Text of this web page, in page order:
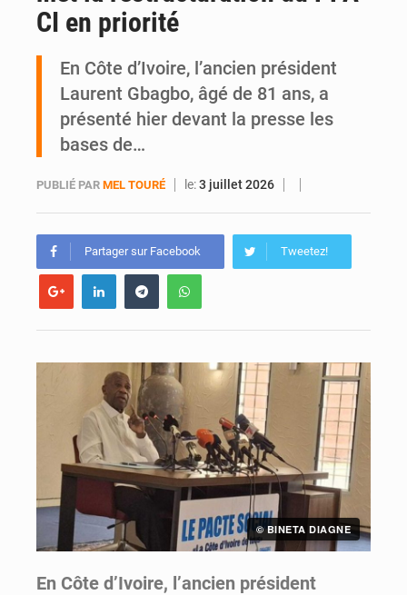
CI en priorité
En Côte d’Ivoire, l’ancien président
Laurent Gbagbo, âgé de 81 ans, a
présenté hier devant la presse les
bases de…
PUBLIÉ PAR MEL TOURÉ le:3 juillet 2026
Partager sur Facebook Tweetez!
© BINETA DIAGNE
En Côte d’Ivoire, l’ancien président